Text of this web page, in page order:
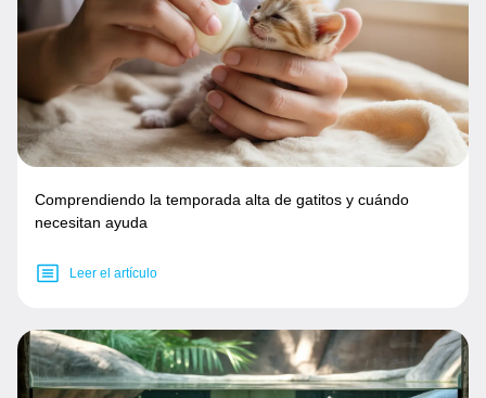
Comprendiendo la temporada alta de gatitos y cuándo
necesitan ayuda
Leer el artículo